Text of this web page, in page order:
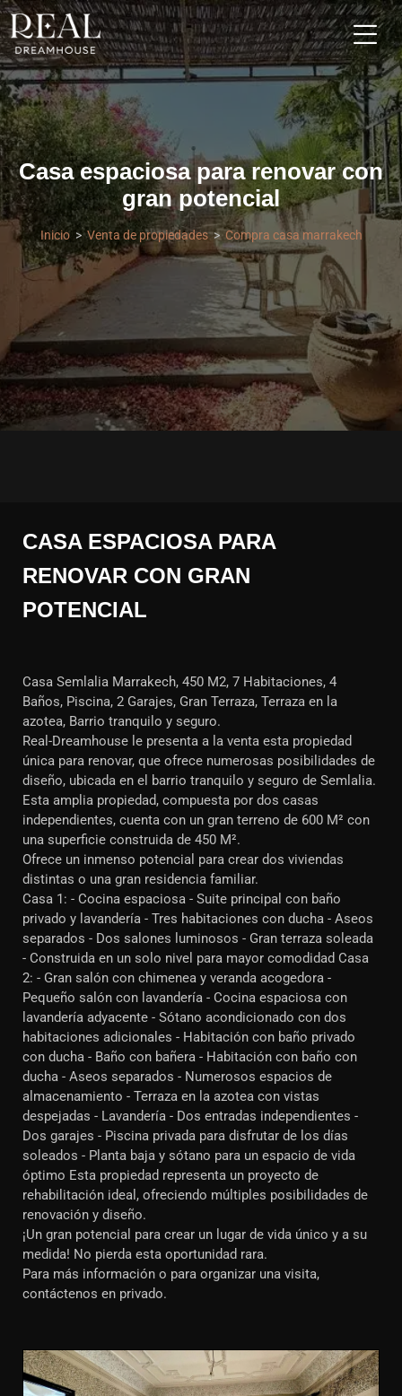
Casa espaciosa para renovar con
gran potencial
Inicio Venta de propiedades Compra casa marrakech
CASA ESPACIOSA PARA
RENOVAR CON GRAN
POTENCIAL
Casa Semlalia Marrakech, 450 M2, 7 Habitaciones, 4
Baños, Piscina, 2 Garajes, Gran Terraza, Terraza en la
azotea, Barrio tranquilo y seguro.
Real-Dreamhouse le presenta a la venta esta propiedad
única para renovar, que ofrece numerosas posibilidades de
diseño, ubicada en el barrio tranquilo y seguro de Semlalia.
Esta amplia propiedad, compuesta por dos casas
independientes, cuenta con un gran terreno de 600 M² con
una superficie construida de 450 M².
Ofrece un inmenso potencial para crear dos viviendas
distintas o una gran residencia familiar.
Casa 1: - Cocina espaciosa - Suite principal con baño
privado y lavandería - Tres habitaciones con ducha - Aseos
separados - Dos salones luminosos - Gran terraza soleada
- Construida en un solo nivel para mayor comodidad Casa
2: - Gran salón con chimenea y veranda acogedora -
Pequeño salón con lavandería - Cocina espaciosa con
lavandería adyacente - Sótano acondicionado con dos
habitaciones adicionales - Habitación con baño privado
con ducha - Baño con bañera - Habitación con baño con
ducha - Aseos separados - Numerosos espacios de
almacenamiento - Terraza en la azotea con vistas
despejadas - Lavandería - Dos entradas independientes -
Dos garajes - Piscina privada para disfrutar de los días
soleados - Planta baja y sótano para un espacio de vida
óptimo Esta propiedad representa un proyecto de
rehabilitación ideal, ofreciendo múltiples posibilidades de
renovación y diseño.
¡Un gran potencial para crear un lugar de vida único y a su
medida! No pierda esta oportunidad rara.
Para más información o para organizar una visita,
contáctenos en privado.